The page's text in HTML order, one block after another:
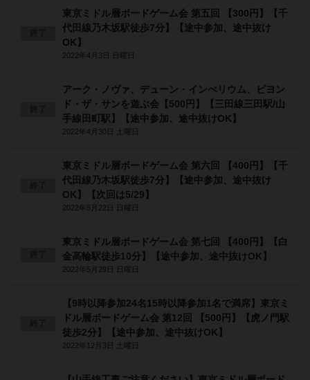
東京ミドル層ボードゲーム会 第五回 【300円】【千
代田線乃木坂駅徒歩7分】【途中参加、途中抜け
OK】
2022年4月3日 日曜日
アーク・ノヴァ、デューン・インぺリウム、ビヨン
ド・ザ・サンを遊ぶ会【500円】【三田線三田駅/山
手線田町駅】【途中参加、途中抜けOK】
2022年4月30日 土曜日
東京ミドル層ボードゲーム会 第六回 【400円】【千
代田線乃木坂駅徒歩7分】【途中参加、途中抜け
OK】【次回は5/29】
2022年5月22日 日曜日
東京ミドル層ボードゲーム会 第七回 【400円】【白
金高輪駅徒歩10分】【途中参加、途中抜けOK】
2022年5月29日 日曜日
【9時以降参加24名15時以降参加1名で満席】東京ミ
ドル層ボードゲーム会 第12回 【500円】【虎ノ門駅
徒歩2分】【途中参加、途中抜けOK】
2022年12月3日 土曜日